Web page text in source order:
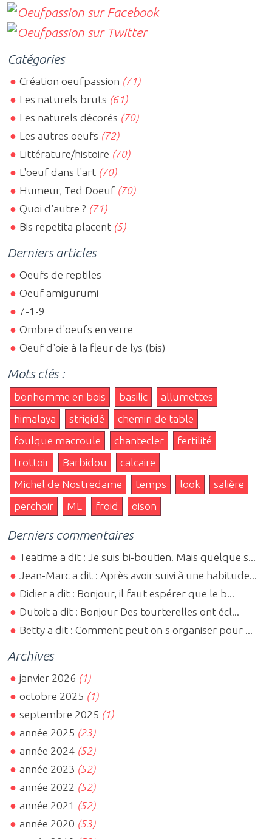
Catégories
Création oeufpassion (71)
Les naturels bruts (61)
Les naturels décorés (70)
Les autres oeufs (72)
Littérature/histoire (70)
L'oeuf dans l'art (70)
Humeur, Ted Doeuf (70)
Quoi d'autre ? (71)
Bis repetita placent (5)
Derniers articles
Oeufs de reptiles
Oeuf amigurumi
7-1-9
Ombre d'oeufs en verre
Oeuf d'oie à la fleur de lys (bis)
Mots clés :
bonhomme en bois basilic
allumettes
himalaya
strigidé
chemin de table
foulque macroule
chantecler
fertilité
trottoir
Barbidou
calcaire
Michel de Nostredame
temps look
salière
perchoir
ML froid oison
Derniers commentaires
Teatime a dit : Je suis bi-boutien. Mais quelque s...
Jean-Marc a dit : Après avoir suivi à une habitude...
Didier a dit : Bonjour, il faut espérer que le b...
Dutoit a dit : Bonjour Des tourterelles ont écl...
Betty a dit : Comment peut on s organiser pour ...
Archives
janvier 2026 (1)
octobre 2025 (1)
septembre 2025 (1)
année 2025 (23)
année 2024 (52)
année 2023 (52)
année 2022 (52)
année 2021 (52)
année 2020 (53)